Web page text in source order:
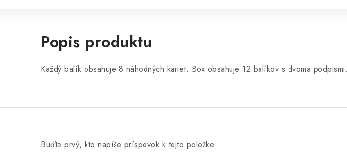
Popis produktu
Každý balík obsahuje 8 náhodných kariet. Box obsahuje 12 balíkov s dvoma podpismi.
Buďte prvý, kto napíše príspevok k tejto položke.